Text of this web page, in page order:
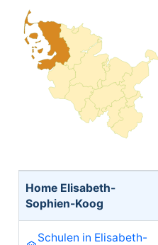
Home Elisabeth-
Sophien-Koog
Schulen in Elisabeth-